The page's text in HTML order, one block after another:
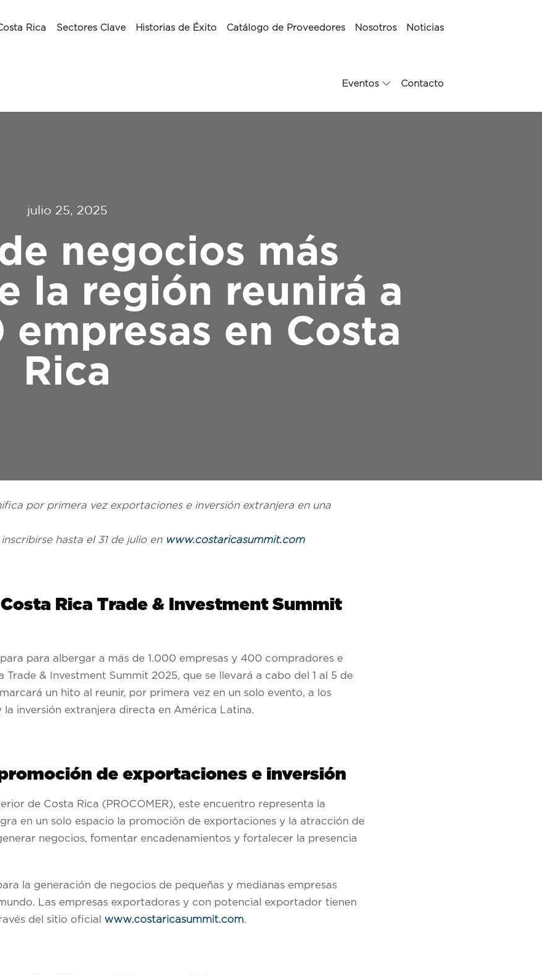
Rica Sectores Clave Historias de Éxito Catálogo de Proveedores Nosotros Noticias
Eventos Contacto
julio 25, 2025
negocios más
la región reunirá a
empresas en Costa
Rica
por primera vez exportaciones e inversión extranjera en una
hasta el 31 de julio en www.costaricasummit.com
Rica Trade & Investment Summit
para albergar a más de 1.000 empresas y 400 compradores e
& Investment Summit 2025, que se llevará a cabo del 1 al 5 de
un hito al reunir, por primera vez en un solo evento, a los
inversión extranjera directa en América Latina.
de exportaciones e inversión
de Costa Rica (PROCOMER), este encuentro representa la
en un solo espacio la promoción de exportaciones y la atracción de
negocios, fomentar encadenamientos y fortalecer la presencia
la generación de negocios de pequeñas y medianas empresas
Las empresas exportadoras y con potencial exportador tienen
del sitio oficial www.costaricasummit.com.